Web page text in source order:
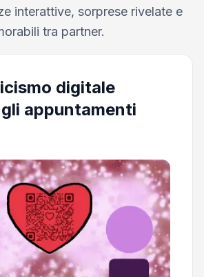
interattive, sorprese rivelate e
tra partner.
digitale
appuntamenti